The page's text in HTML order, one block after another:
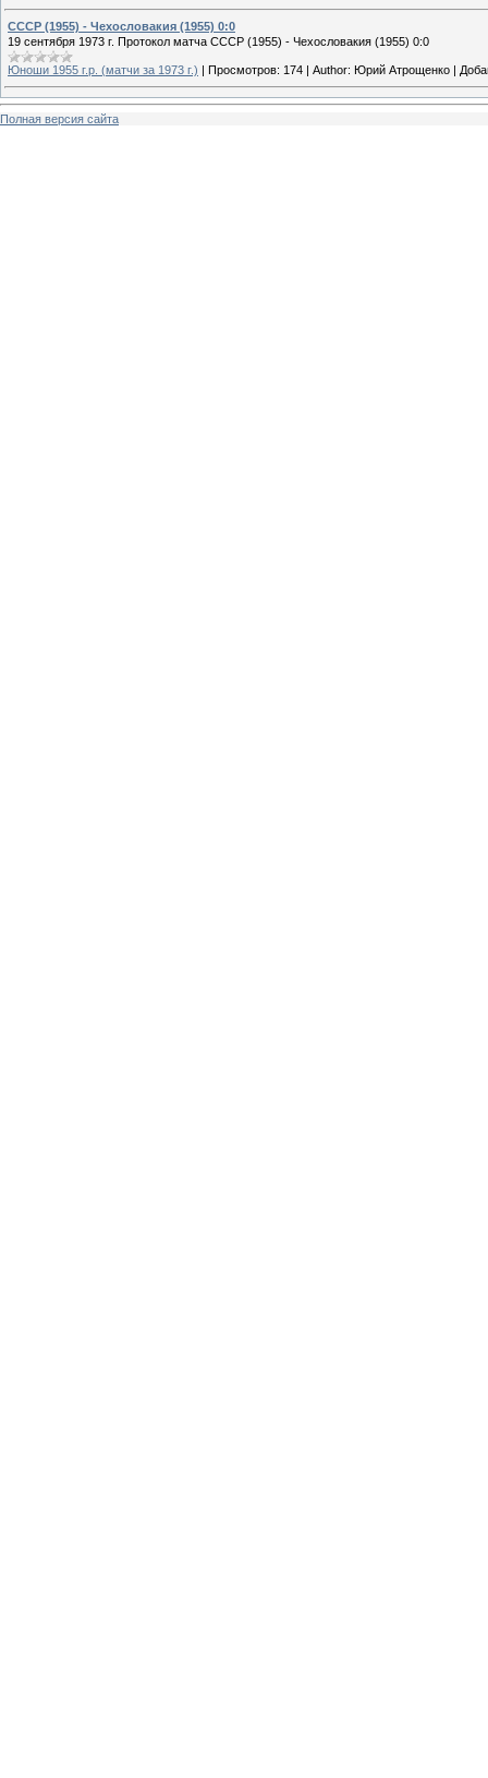
СССР (1955) - Чехословакия (1955) 0:0
19 сентября 1973 г. Протокол матча СССР (1955) - Чехословакия (1955) 0:0
Юноши 1955 г.р. (матчи за 1973 г.) Просмотров: 174 Author: Юрий Атрощенко
Полная версия сайта